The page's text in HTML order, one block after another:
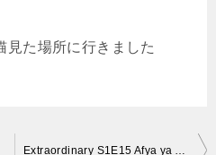
見た場所に行きました
Extraordinary S1E15 Afya ya Akili Part 1